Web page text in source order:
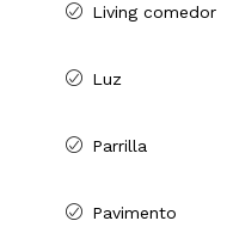
Living comedor
Luz
Parrilla
Pavimento